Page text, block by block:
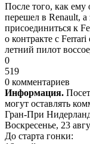
После того, как
перешел в Renault,
присоединиться к
о контракте с
летний пилот
0
519
0 комментариев
Информация.
могут оставлять
Гран-При
Воскресенье, 23
До старта гонки: